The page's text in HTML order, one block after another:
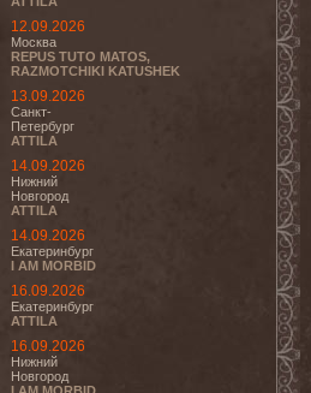
12.09.2026
Москва
REPUS TUTO MATOS,
RAZMOTCHIKI KATUSHEK
13.09.2026
Санкт-
Петербург
ATTILA
14.09.2026
Нижний
Новгород
ATTILA
14.09.2026
Екатеринбург
I AM MORBID
16.09.2026
Екатеринбург
ATTILA
16.09.2026
Нижний
Новгород